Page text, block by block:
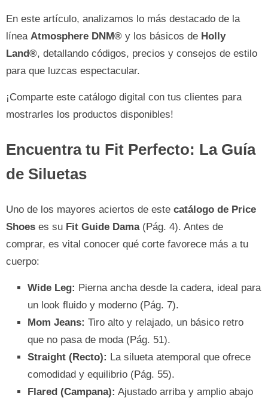
En este artículo, analizamos lo más destacado de la
línea Atmosphere DNM® y los básicos de Holly
Land®, detallando códigos, precios y consejos de estilo
para que luzcas espectacular.
¡Comparte este catálogo digital con tus clientes para
mostrarles los productos disponibles!
Encuentra tu Fit Perfecto: La Guía
de Siluetas
Uno de los mayores aciertos de este catálogo de Price
Shoes es su Fit Guide Dama(Pág. 4). Antes de
comprar, es vital conocer qué corte favorece más a tu
cuerpo:
Wide Leg: Pierna ancha desde la cadera, ideal para
un look fluido y moderno (Pág. 7).
Mom Jeans: Tiro alto y relajado, un básico retro
que no pasa de moda (Pág. 51).
Straight (Recto): La silueta atemporal que ofrece
comodidad y equilibrio (Pág. 55).
Flared (Campana): Ajustado arriba y amplio abajo